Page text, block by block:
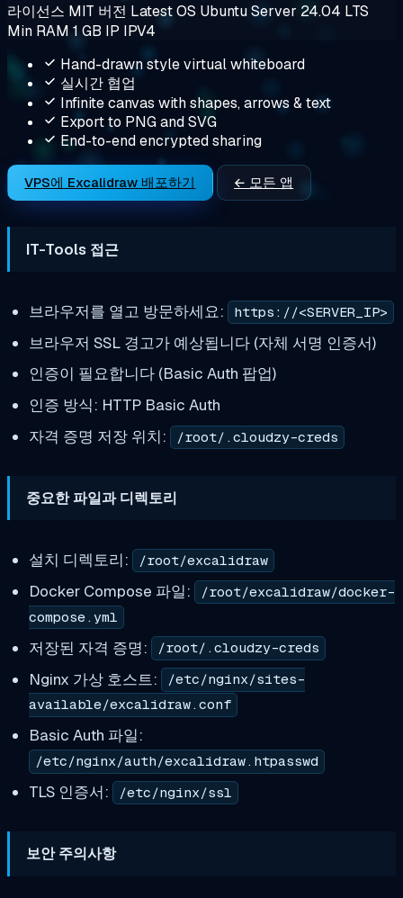
라이선스 MIT 버전 LatestOS Ubuntu Server 24.04 LTS
Min RAM 1 GB IP IPV4
Hand-drawn style virtual whiteboard
실시간 협업
Infinite canvas with shapes, arrows & text
Export to PNG and SVG
End-to-end encrypted sharing
VPS에 Excalidraw 배포하기 ← 모든 앱
IT-Tools 접근
브라우저를 열고 방문하세요: https://<SERVER_IP>
브라우저 SSL 경고가 예상됩니다 (자체 서명 인증서)
인증이 필요합니다 (Basic Auth 팝업)
인증 방식: HTTP Basic Auth
자격 증명 저장 위치:
/root/.cloudzy-creds
중요한 파일과 디렉토리
설치 디렉토리: /root/excalidraw
Docker Compose 파일:
/root/excalidraw/docker-
compose.yml
저장된 자격 증명: /root/.cloudzy-creds
Nginx 가상 호스트:
/etc/nginx/sites-
available/excalidraw.conf
Basic Auth 파일:
/etc/nginx/auth/excalidraw.htpasswd
TLS 인증서: /etc/nginx/ssl
보안 주의사항